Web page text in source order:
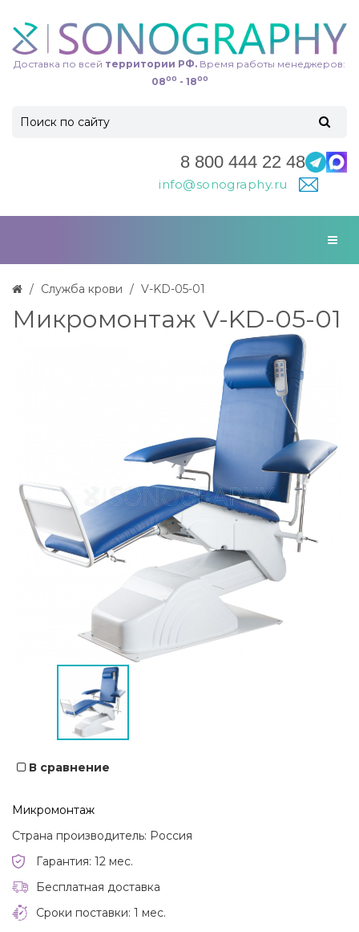
Доставка по всей территории РФ. Время работы менеджеров:
0800 - 1800
8 800 444 22 48
info@sonography.ru
Служба крови V-KD-05-01
Микромонтаж V-KD-05-01
В сравнение
Микромонтаж
Страна производитель: Россия
Гарантия: 12 мес.
Бесплатная доставка
Сроки поставки: 1 мес.